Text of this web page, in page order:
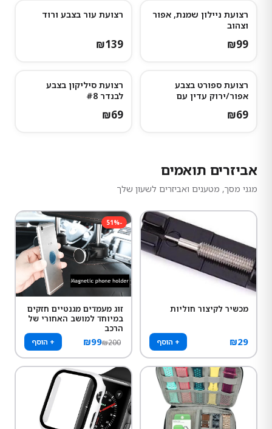
רצועת ניילון שמנת, אפור
וצהוב
₪99
נותרו מעט
רצועת עור בצבע ורוד
₪139
רצועת ספורט בצבע
אפור/ירוק עדין עם
₪69
רצועת סיליקון בצבע
לבנדר #8
₪69
אביזרים תואמים
מגני מסך, מטענים ואביזרים לשעון שלך
מכשיר לקיצור חוליות
₪29 + הוסף
-
51%
זוג מעמדים מגנטיים חזקים
במיוחד למושב האחורי של
הרכב
₪99₪200 + הוסף